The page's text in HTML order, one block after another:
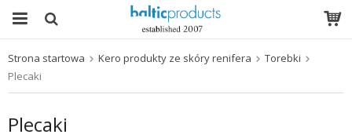
Strona startowa Kero produkty ze skóry renifera
Torebki
Plecaki
Plecaki